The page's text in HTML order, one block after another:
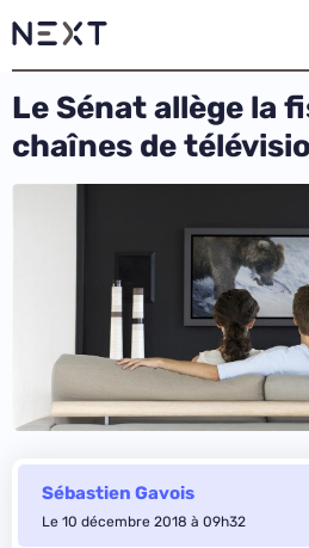
Le Sénat allège la
chaînes de
Sébastien Gavois
Le 10 décembre 2018 à 09h32